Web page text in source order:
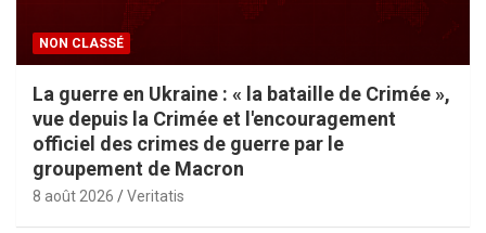
NON CLASSÉ
La guerre en Ukraine : « la bataille de Crimée »,
vue depuis la Crimée et l'encouragement
officiel des crimes de guerre par le
groupement de Macron
8 août 2026 Veritatis